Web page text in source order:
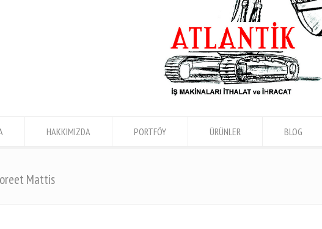
HAKKIMIZDA PORTFÖY ÜRÜNLER BLOG
Mattis